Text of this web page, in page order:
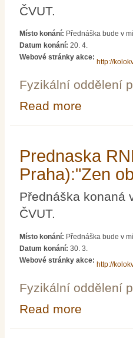
ČVUT.
Místo konání: Přednáška bude v
Datum konání: 20. 4.
Webové stránky akce:
http://
Fyzikální oddělení
Read more
Prednaska
Praha):"Zen
Přednáška konaná
ČVUT.
Místo konání: Přednáška bude v
Datum konání: 30. 3.
Webové stránky akce:
http://
Fyzikální oddělení
Read more